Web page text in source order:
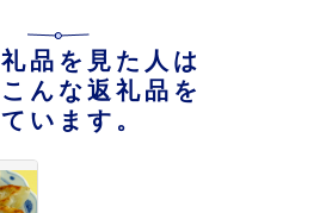
品を見た人は
んな返礼品を
います。